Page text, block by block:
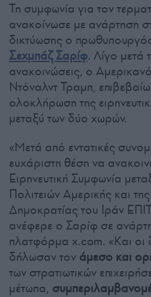
Τη συμφωνία για τον
ανακοίνωσε με ανάρτηση
δικτύωσης ο
Σεχμπάζ Σαρίφ. Λίγο μετά
ανακοινώσεις, ο
Ντόναλντ Τραμπ,
ολοκλήρωση της
μεταξύ των δύο χωρών.
«Μετά από εντατικές
ευχάριστη θέση να
Ειρηνευτική Συμφωνία
Πολιτειών Αμερικής και
Δημοκρατίας του Ιράν
ανέφερε ο Σαρίφ σε
πλατφόρμα x.com. «Και οι
δήλωσαν τον άμεσο και
των στρατιωτικών
μέτωπα,